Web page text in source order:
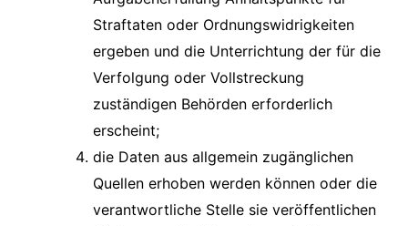
Straftaten oder Ordnungswidrigkeiten
ergeben und die Unterrichtung der für die
Verfolgung oder Vollstreckung
zuständigen Behörden erforderlich
erscheint;
die Daten aus allgemein zugänglichen
Quellen erhoben werden können oder die
verantwortliche Stelle sie veröffentlichen